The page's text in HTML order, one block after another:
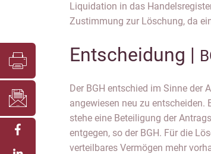
Liquidation in das
Zustimmung zur Löschung, da
Entscheidung |
Der BGH entschied im Sinne der
angewiesen neu zu entscheiden.
stehe eine Beteiligung der
entgegen, so der BGH. Für die
verteilbares Vermögen mehr
BewG der Anteilswert
Antragstellerin am
Löschung dar . Dass das
Bescheide habe, genüge weiterhin
Fortbestehen der Gesellschaft.